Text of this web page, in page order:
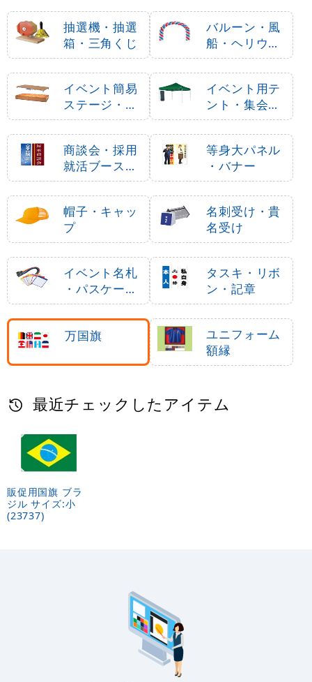
抽選機・抽選
箱・三角くじ
バルーン・風
船・ヘリウム
ガス
イベント簡易
ステージ・ポ
ータブルステ
ージ
イベント用テ
ント・集会用
テント
商談会・採用
就活ブース用
品
等身大パネル
・バナー
帽子・キャッ
プ
名刺受け・貴
名受け
イベント名札
・パスケース
・ネームホル
ダー
タスキ・リボ
ン・記章
万国旗
ユニフォーム
額縁
最近チェックしたアイテム
販促用国旗 ブラ
ジル サイズ:小
(23737)